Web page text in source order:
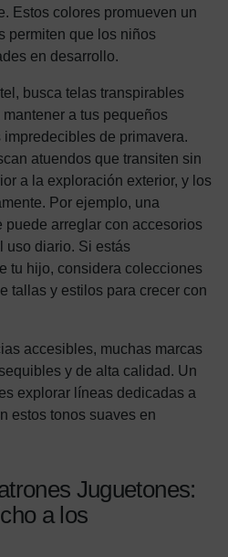
Estos colores promueven un
permiten que los niños
en desarrollo.
busca telas transpirables
a tus pequeños
de primavera.
atuendos que transiten sin
a la exploración exterior, y los
Por ejemplo, una
puede arreglar con accesorios
uso diario. Si estás
tu hijo, considera colecciones
tallas y estilos para crecer con
accesibles, muchas marcas
y de alta calidad. Un
explorar líneas dedicadas a
estos tonos suaves en
Juguetones:
a los